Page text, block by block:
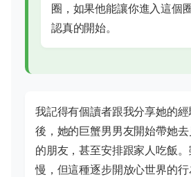
圈，如果他能讓你進入這個
認真的開始。
我記得有個讀者跟我分享她的
後，她的巨蟹男男友開始帶她
的朋友，甚至安排跟家人吃飯
慢，但這種逐步開放心世界的